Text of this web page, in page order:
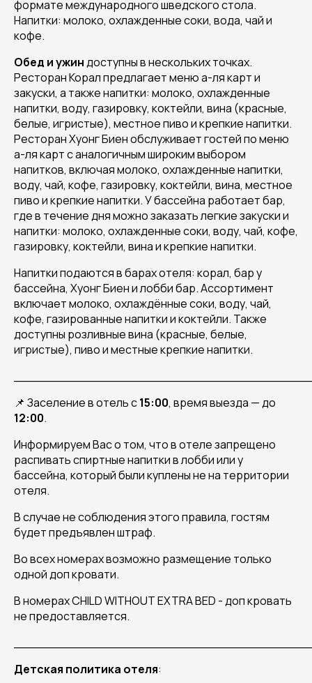
формате международного шведского стола.
Напитки: молоко, охлажденные соки, вода, чай и
кофе.
Обед и ужиндоступны в нескольких точках.
Ресторан Корал предлагает меню а-ля карт и
закуски, а также напитки: молоко, охлажденные
напитки, воду, газировку, коктейли, вина (красные,
белые, игристые), местное пиво и крепкие напитки.
Ресторан Хуонг Биен обслуживает гостей по меню
а-ля карт с аналогичным широким выбором
напитков, включая молоко, охлажденные напитки,
воду, чай, кофе, газировку, коктейли, вина, местное
пиво и крепкие напитки. У бассейна работает бар,
где в течение дня можно заказать легкие закуски и
напитки: молоко, охлажденные соки, воду, чай, кофе,
газировку, коктейли, вина и крепкие напитки.
Напитки подаются в барах отеля: корал, бар у
бассейна, Хуонг Биен и лобби бар. Ассортимент
включает молоко, охлаждённые соки, воду, чай,
кофе, газированные напитки и коктейли. Также
доступны розливные вина (красные, белые,
игристые), пиво и местные крепкие напитки.
📌 Заселение в отель с15:00, время выезда — до
12:00.
Информируем Вас о том, что в отеле запрещено
распивать спиртные напитки в лобби или у
бассейна, который были куплены не на территории
отеля.
В случае не соблюдения этого правила, гостям
будет предъявлен штраф.
Во всех номерах возможно размещение только
одной доп кровати.
В номерах CHILD WITHOUT EXTRA BED - доп кровать
не предоставляется.
Детская политика отеля: